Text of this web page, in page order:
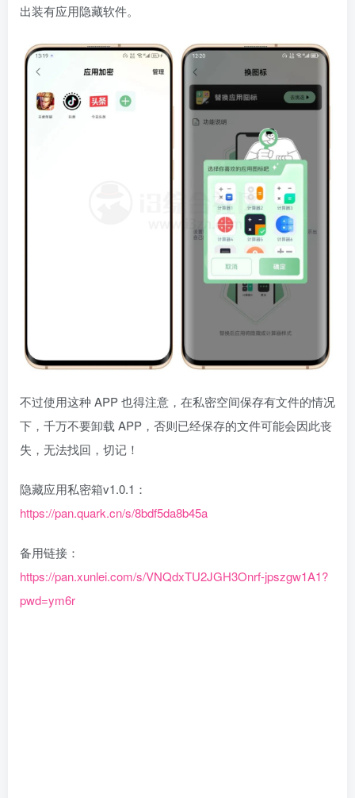
出装有应用隐藏软件。
不过使用这种 APP 也得注意，在私密空间保存有文件的情况
下，千万不要卸载 APP，否则已经保存的文件可能会因此丧
失，无法找回，切记！
隐藏应用私密箱v1.0.1：
https://pan.quark.cn/s/8bdf5da8b45a
备用链接：
https://pan.xunlei.com/s/VNQdxTU2JGH3Onrf-jpszgw1A1?
pwd=ym6r